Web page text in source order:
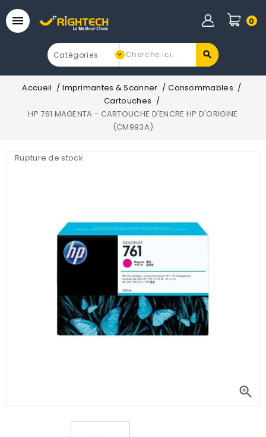
 0
Accueil Imprimantes & Scanner
Consommables
Cartouches
HP 761 MAGENTA - CARTOUCHE D'ENCRE HP D'ORIGINE
(CM993A)
Rupture de stock
